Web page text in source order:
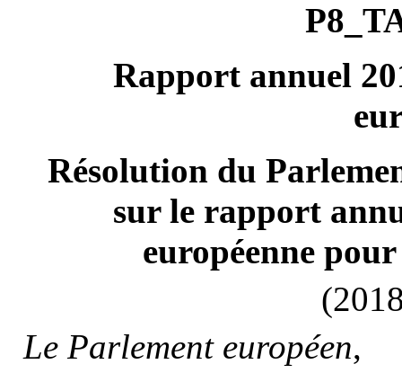
Rapport annuel
Résolution du
sur le rapport
européenne
Le Parlement européen,